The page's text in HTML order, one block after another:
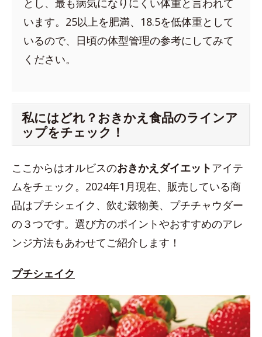
とし、最も病気になりにくい体重と言われて
います。25以上を肥満、18.5を低体重として
いるので、日頃の体型管理の参考にしてみて
ください。
私にはどれ？おきかえ食品のラインア
ップをチェック！
ここからはオルビスのおきかえダイエットアイテ
ムをチェック。2024年1月現在、販売している商
品はプチシェイク、飲む穀物美、プチチャウダー
の３つです。選び方のポイントやおすすめのアレ
ンジ方法もあわせてご紹介します！
プチシェイク